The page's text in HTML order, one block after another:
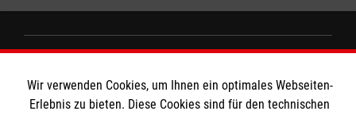
Wir verwenden Cookies, um Ihnen ein optimales Webseiten-
Erlebnis zu bieten. Diese Cookies sind für den technischen